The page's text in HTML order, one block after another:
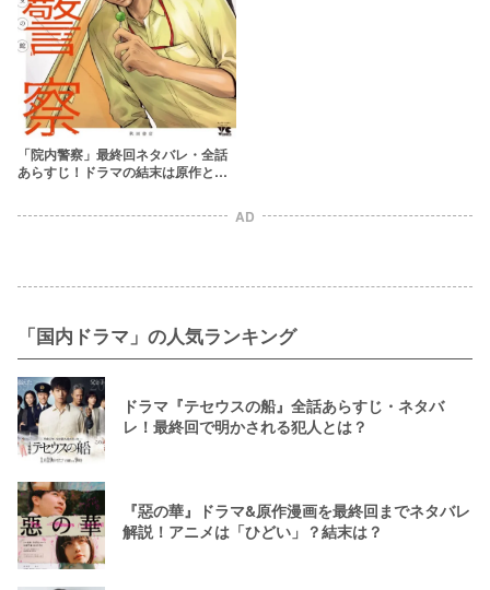
「院内警察」最終回ネタバレ・全話
あらすじ！ドラマの結末は原作とは
AD
「国内ドラマ」の人気ランキング
ドラマ『テセウスの船』全話あらすじ・ネタバ
レ！最終回で明かされる犯人とは？
『惡の華』ドラマ&原作漫画を最終回までネタバレ
解説！アニメは「ひどい」？結末は？